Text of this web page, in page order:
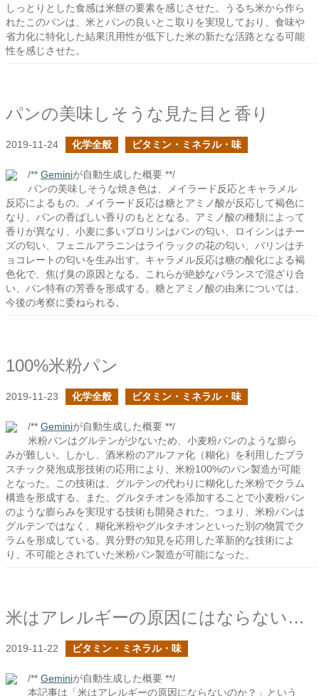
しっとりとした食感は米餅の要素を感じさせた。うるち米から作ら
れたこのパンは、米とパンの良いとこ取りを実現しており、食味や
省力化に特化した結果汎用性が低下した米の新たな活路となる可能
性を感じさせた。
パンの美味しそうな見た目と香り
2019-11-24 化学全般 ビタミン・ミネラル・味
/** Geminiが自動生成した概要 **/
パンの美味しそうな焼き色は、メイラード反応とキャラメル
反応によるもの。メイラード反応は糖とアミノ酸が反応して褐色に
なり、パンの香ばしい香りのもととなる。アミノ酸の種類によって
香りが異なり、小麦に多いプロリンはパンの匂い、ロイシンはチー
ズの匂い、フェニルアラニンはライラックの花の匂い、バリンはチ
ョコレートの匂いを生み出す。キャラメル反応は糖の酸化による褐
色化で、焦げ臭の原因となる。これらが絶妙なバランスで混ざり合
い、パン特有の芳香を形成する。糖とアミノ酸の由来については、
今後の考察に委ねられる。
100%米粉パン
2019-11-23 化学全般 ビタミン・ミネラル・味
/** Geminiが自動生成した概要 **/
米粉パンはグルテンが少ないため、小麦粉パンのような膨ら
みが難しい。しかし、酒米粉のアルファ化（糊化）を利用したプラ
スチック発泡成形技術の応用により、米粉100%のパン製造が可能
となった。この技術は、グルテンの代わりに糊化した米粉でクラム
構造を形成する。また、グルタチオンを添加することで小麦粉パン
のような膨らみを実現する技術も開発された。つまり、米粉パンは
グルテンではなく、糊化米粉やグルタチオンといった別の物質でク
ラムを形成している。異分野の知見を応用した革新的な技術によ
り、不可能とされていた米粉パン製造が可能になった。
米はアレルギーの原因にはならないのか？
2019-11-22 ビタミン・ミネラル・味
/** Geminiが自動生成した概要 **/
本記事は「米はアレルギーの原因にならないのか？」という